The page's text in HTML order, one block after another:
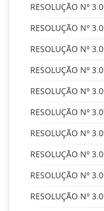
RESOLUÇÃO Nº
RESOLUÇÃO Nº
RESOLUÇÃO Nº
RESOLUÇÃO Nº
RESOLUÇÃO Nº
RESOLUÇÃO Nº
RESOLUÇÃO Nº
RESOLUÇÃO Nº
RESOLUÇÃO Nº
RESOLUÇÃO Nº